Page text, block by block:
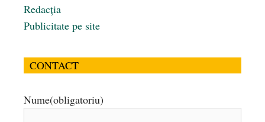
Redacția
Publicitate pe site
CONTACT
Nume(obligatoriu)